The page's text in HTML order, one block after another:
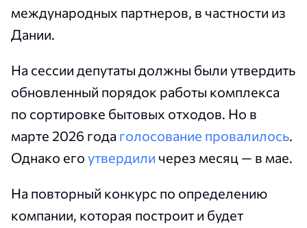
международных партнеров, в частности из
Дании.
На сессии депутаты должны были утвердить
обновленный порядок работы комплекса
по сортировке бытовых отходов. Но в
марте 2026 года голосование провалилось.
Однако его утвердили через месяц — в мае.
На повторный конкурс по определению
компании, которая построит и будет